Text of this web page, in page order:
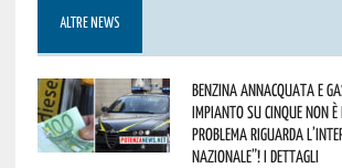
ALTRE NEWS
Benzina annacquata e
impianto su cinque non
problema riguarda
Nazionale”! I dettagli